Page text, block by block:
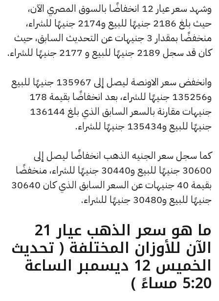
وشهد سعر عيار 12 انخفاضًا بالسوق المصري الآن،
حيث بلغ 2186 جنيهًا للبيع و2174 جنيهًا للشراء،
منخفضًا بمقدار 3 جنيهات عن التحديث السابق، حيث
كان قد سجل 2189 جنيهًا للبيع و 2177 جنيهًا للشراء.
وانخفض سعر الاونصة ليصل إلى 135967 جنيهًا للبيع
و135256 جنيهًا للشراء، بعد انخفاضًا بقيمة 178
جنيهات مقارنة بالسعر السابق الذي بلغ 136144
جنيهًا للبيع و135434 جنيهًا للشراء.
كما سجل سعر الجنيه الذهب انخفاضًا ليصل إلى
30600 جنيهًا للبيع و30440 جنيهًا للشراء، منخفضًا
بقيمة 40 جنيهات عن السعر السابق الذي كان 30640
جنيهًا للبيع و30480 جنيهًا للشراء.
ما هو سعر الذهب عيار 21
الآن للأوزان المختلفة ( تحديث
الخميس 12 ديسمبر الساعة
5:20 مساءً )